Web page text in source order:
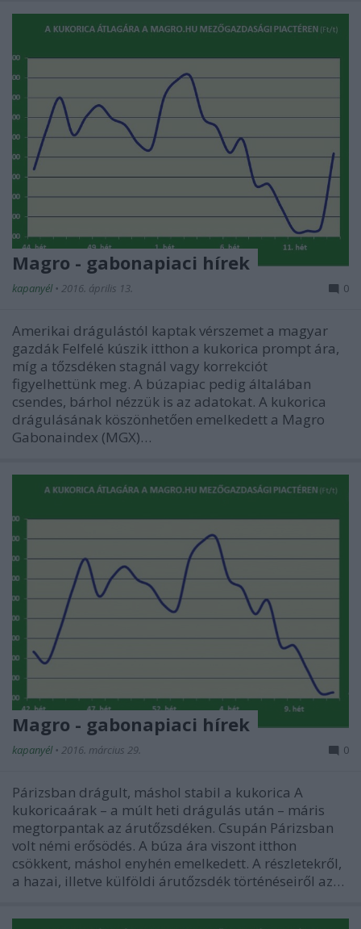
Magro - gabonapiaci hírek
kapanyél • 2016. április 13. 0
Amerikai drágulástól kaptak vérszemet a magyar
gazdák Felfelé kúszik itthon a kukorica prompt ára,
míg a tőzsdéken stagnál vagy korrekciót
figyelhettünk meg. A búzapiac pedig általában
csendes, bárhol nézzük is az adatokat. A kukorica
drágulásának köszönhetően emelkedett a Magro
Gabonaindex (MGX)…
Magro - gabonapiaci hírek
kapanyél • 2016. március 29. 0
Párizsban drágult, máshol stabil a kukorica A
kukoricaárak – a múlt heti drágulás után – máris
megtorpantak az árutőzsdéken. Csupán Párizsban
volt némi erősödés. A búza ára viszont itthon
csökkent, máshol enyhén emelkedett. A részletekről,
a hazai, illetve külföldi árutőzsdék történéseiről az…